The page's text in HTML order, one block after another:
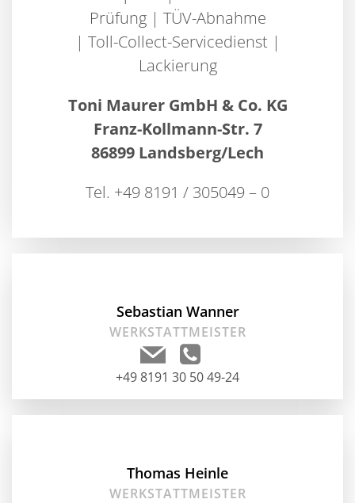
Prüfung | TÜV-Abnahme
| Toll-Collect-Servicedienst |
Lackierung
Toni Maurer GmbH & Co. KG
Franz-Kollmann-Str. 7
86899 Landsberg/Lech
Tel. +49 8191 / 305049 – 0
Sebastian Wanner
WERKSTATTMEISTER
+49 8191 30 50 49-24
Thomas Heinle
WERKSTATTMEISTER